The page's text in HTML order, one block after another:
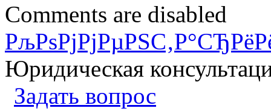
Comments are disabled
Юридическая
Задать вопрос